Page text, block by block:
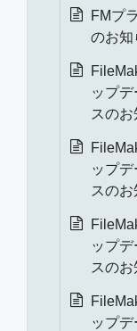
FMプ
のお知
ップ
スのお
ップ
スのお
ップ
スのお
ップ